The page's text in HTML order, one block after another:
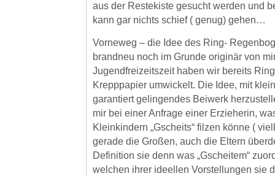
aus der Restekiste gesucht werden und
kann gar nichts schief ( genug) gehen…
Vorneweg – die Idee des Ring-
brandneu noch im Grunde originär von
Jugendfreizeitszeit haben wir bereits
Krepppapier umwickelt. Die Idee, mit
garantiert gelingendes Beiwerk
mir bei einer Anfrage einer Erzieherin,
Kleinkindern „Gscheits“ filzen könne (
gerade die Großen, auch die Eltern
Definition sie denn was „Gscheitem“
welchen ihrer ideellen Vorstellungen sie